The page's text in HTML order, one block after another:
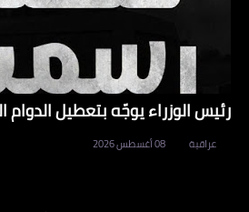
رئيس الوزراء يوجّه بتعطيل الدوام
عراقية 08 أغسطس 2026